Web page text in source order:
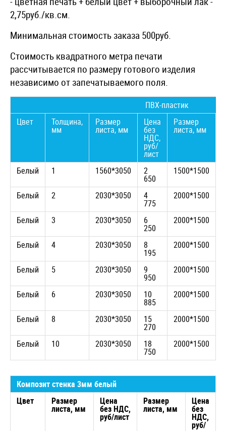
2,75руб./кв.см.
Минимальная стоимость заказа 500руб.
Стоимость квадратного метра печати
рассчитывается по размеру готового изделия
независимо от запечатываемого поля.
ПВХ-пластик
Цвет
Толщина,
мм
Размер
листа, мм
Цена
без
НДС,
руб/
лист
Размер
листа, мм
Белый
1 1560*3050 2
650
1500*1500
Белый
2 2030*3050 4
775
2000*1500
Белый
3 2030*3050 6
250
2000*1500
Белый
4 2030*3050 8
195
2000*1500
Белый
5 2030*3050 9
950
2000*1500
Белый
6 2030*3050 10
885
2000*1500
Белый
8 2030*3050 15
270
2000*1500
Белый
10 2030*3050 18
750
2000*1500
Композит стенка 3мм белый
Цвет
Размер
листа, мм
Цена
без НДС,
руб/лист
Размер
листа, мм
Цена
без
НДС,
руб/